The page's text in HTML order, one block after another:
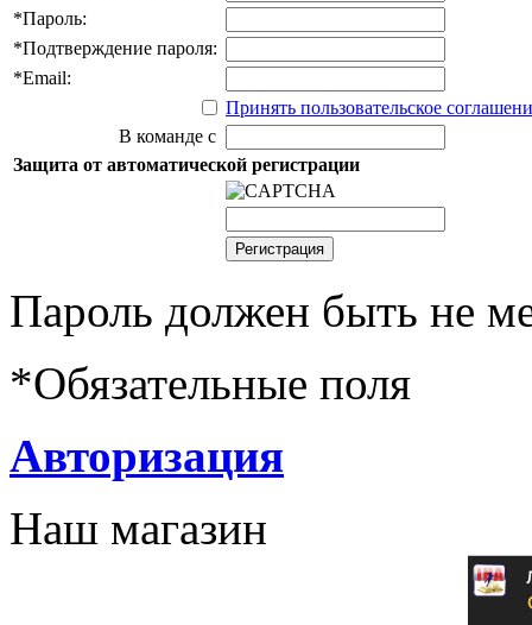
*Пароль:
*Подтверждение пароля:
*Email:
Принять пользовательское
В команде с
Защита от автоматической регистрации
Пароль должен быть не
*Обязательные поля
Авторизация
Наш магазин